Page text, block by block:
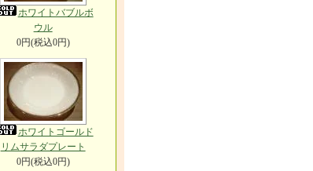
ホワイトバブルボ
ウル
0円(税込0円)
ホワイトゴールド
リムサラダプレート
0円(税込0円)